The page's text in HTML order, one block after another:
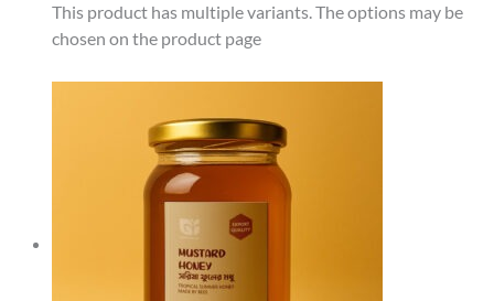
This product has multiple variants. The options may be
chosen on the product page